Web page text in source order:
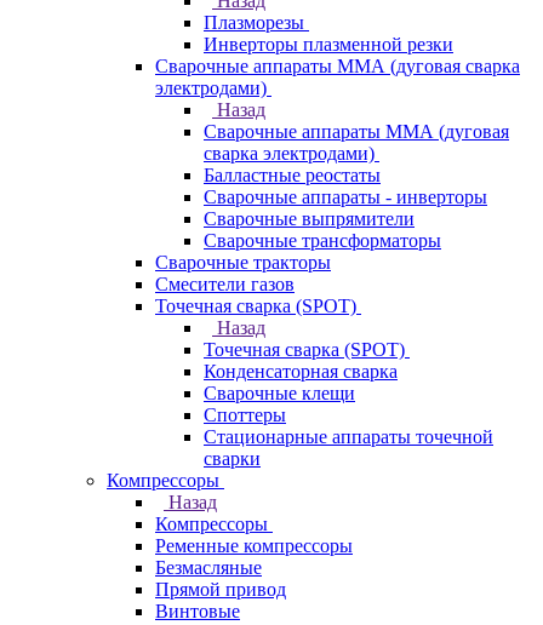
Плазморезы
Инверторы плазменной резки
Сварочные аппараты ММА (дуговая сварка
электродами)
Назад
Сварочные аппараты ММА (дуговая
сварка электродами)
Балластные реостаты
Сварочные аппараты - инверторы
Сварочные выпрямители
Сварочные трансформаторы
Сварочные тракторы
Смесители газов
Точечная сварка (SPOT)
Назад
Точечная сварка (SPOT)
Конденсаторная сварка
Сварочные клещи
Споттеры
Стационарные аппараты точечной
сварки
Компрессоры
Назад
Компрессоры
Ременные компрессоры
Безмасляные
Прямой привод
Винтовые